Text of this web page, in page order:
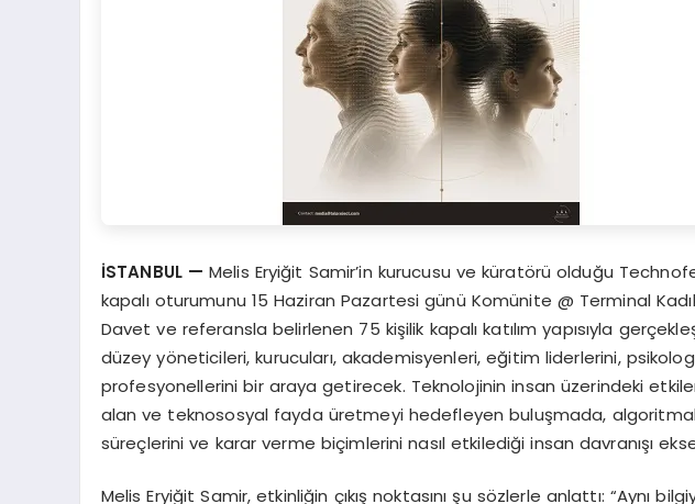
İSTANBUL — Melis Eryiğit Samir’in kurucusu ve küratörü olduğu
kapalı oturumunu 15 Haziran Pazartesi günü Komünite @ Terminal
Davet ve referansla belirlenen 75 kişilik kapalı katılım yapısıyla
düzey yöneticileri, kurucuları, akademisyenleri, eğitim liderlerini,
profesyonellerini bir araya getirecek. Teknolojinin insan üzerindeki
alan ve teknososyal fayda üretmeyi hedefleyen buluşmada,
süreçlerini ve karar verme biçimlerini nasıl etkilediği insan davranışı
Melis Eryiğit Samir, etkinliğin çıkış noktasını şu sözlerle anlattı: “Aynı